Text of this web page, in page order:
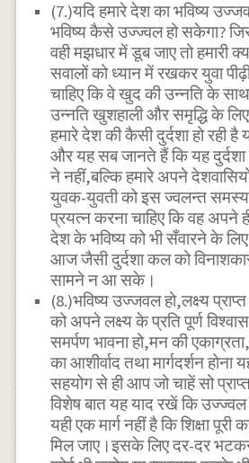
(7.)यदि हमारे देश का भविष्य
भविष्य कैसे उज्ज्वल हो सकेगा?
वही मझधार में डूब जाए तो हमारी
सवालों को ध्यान में रखकर युवा
चाहिए कि वे खुद की उन्नति के
उन्नति खुशहाली और समृद्धि के
हमारे देश की कैसी दुर्दशा हो रही है
और यह सब जानते हैं कि यह दुर्दशा
ने नहीं,बल्कि हमारे अपने
युवक-युवती को इस ज्वलन्त
प्रयत्न करना चाहिए कि वह अपने
देश के भविष्य को भी सँवारने के लिए
आज जैसी दुर्दशा कल को
सामने न आ सके।
(8.)भविष्य उज्जवल हो,लक्ष्य
को अपने लक्ष्य के प्रति पूर्ण
समर्पण भावना हो,मन की
का आशीर्वाद तथा मार्गदर्शन
सहयोग से ही आप जो चाहें सो
विशेष बात यह याद रखें कि उज्ज्वल
यही एक मार्ग नहीं है कि शिक्षा पूरी
मिल जाए।इसके लिए दर-दर